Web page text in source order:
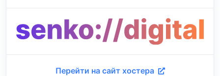
Перейти на сайт хостера